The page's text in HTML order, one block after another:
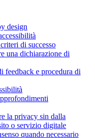
design
di successo
una dichiarazione di
feedback e procedura di
la privacy sin dalla
o servizio digitale
quando necessario